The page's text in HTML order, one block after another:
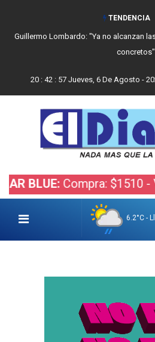
TENDENCIA
Guillermo Lombardo: "Ya no alcanzan
concretos"
20: 42: 58 Jueves, 6 De Agosto -
Compra: $1510 - Venta:
6.2°C -